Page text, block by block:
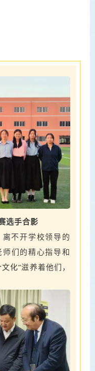
选手合影
不开学校领导的
们的精心指导和
文化”滋养着他们，